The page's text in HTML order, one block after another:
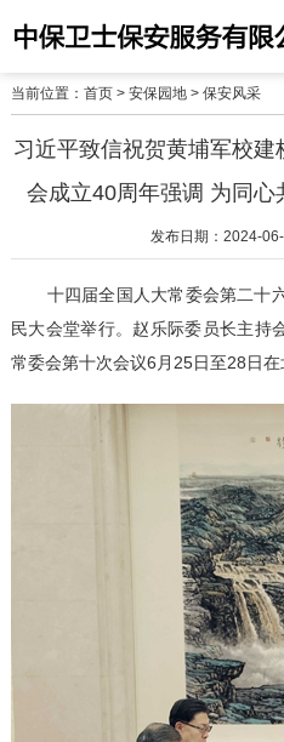
当前位置： 首页> 安保园地> 保安风采
习近平致信祝贺黄埔军校
会成立40周年强调 为同
发布日期：2024-
十四届全国人大常委会第二十六
民大会堂举行。赵乐际委员长主持
常委会第十次会议6月25日至28日在